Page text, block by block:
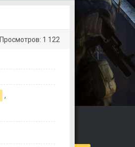
Просмотров: 1 122
,